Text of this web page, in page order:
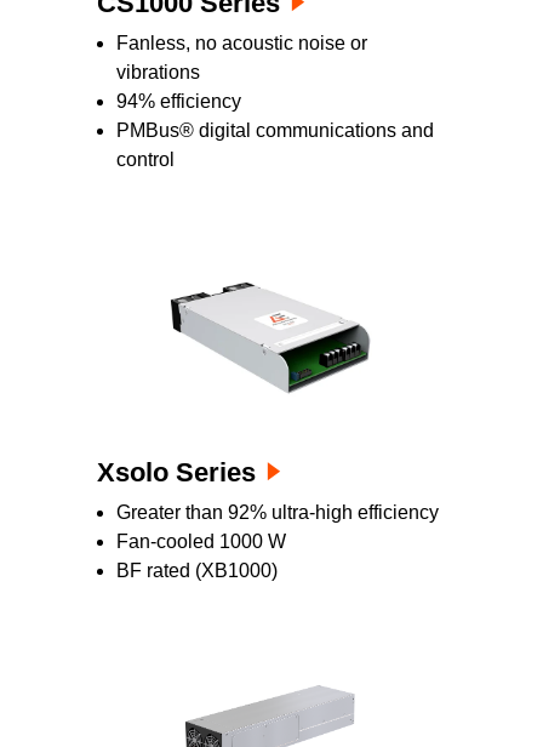
Fanless, no acoustic noise or
vibrations
94% efficiency
PMBus® digital communications and
control
Xsolo Series
Greater than 92% ultra-high efficiency
Fan-cooled 1000 W
BF rated (XB1000)